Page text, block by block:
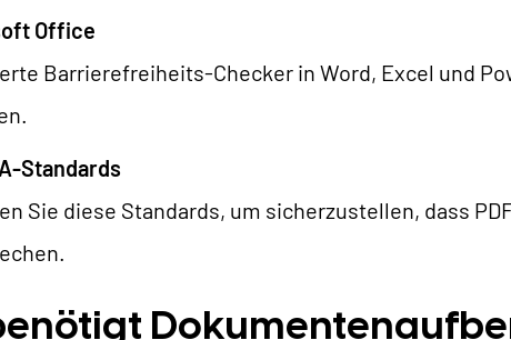
Office
Barrierefreiheits-Checker in Word, Excel und
Standards
Sie diese Standards, um sicherzustellen, dass